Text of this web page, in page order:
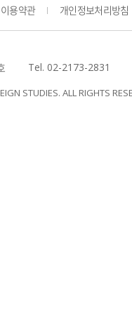
이용약관 개인정보처리방침
Tel. 02-2173-2831
STUDIES. ALL RIGHTS